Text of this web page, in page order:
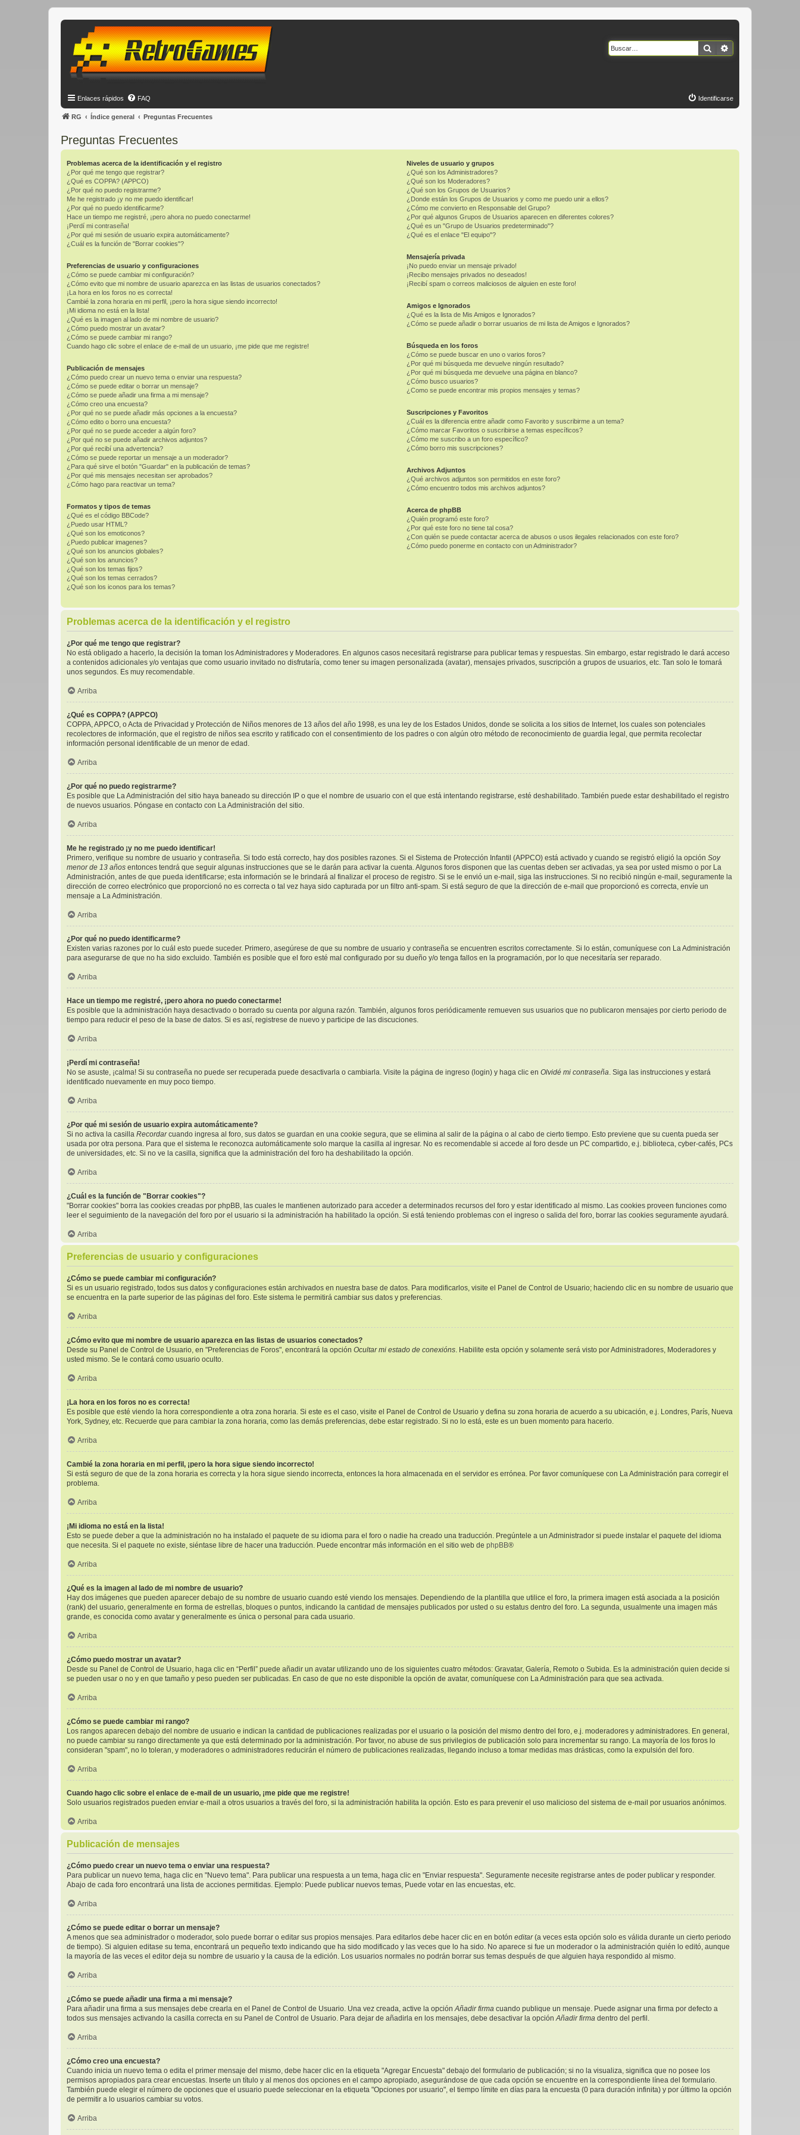
Buscar
Enlaces rápidos FAQ Identificarse
RG Índice general Preguntas Frecuentes
Preguntas Frecuentes
Problemas acerca de la identificación y el registro
¿Por qué me tengo que registrar?
¿Qué es COPPA? (APPCO)
¿Por qué no puedo registrarme?
Me he registrado ¡y no me puedo identificar!
¿Por qué no puedo identificarme?
Hace un tiempo me registré, ¡pero ahora no puedo conectarme!
¡Perdí mi contraseña!
¿Por qué mi sesión de usuario expira automáticamente?
¿Cuál es la función de "Borrar cookies"?
Preferencias de usuario y configuraciones
¿Cómo se puede cambiar mi configuración?
¿Cómo evito que mi nombre de usuario aparezca en las listas de usuarios conectados?
¡La hora en los foros no es correcta!
Cambié la zona horaria en mi perfil, ¡pero la hora sigue siendo incorrecto!
¡Mi idioma no está en la lista!
¿Qué es la imagen al lado de mi nombre de usuario?
¿Cómo puedo mostrar un avatar?
¿Cómo se puede cambiar mi rango?
Cuando hago clic sobre el enlace de e-mail de un usuario, ¡me pide que me registre!
Publicación de mensajes
¿Cómo puedo crear un nuevo tema o enviar una respuesta?
¿Cómo se puede editar o borrar un mensaje?
¿Cómo se puede añadir una firma a mi mensaje?
¿Cómo creo una encuesta?
¿Por qué no se puede añadir más opciones a la encuesta?
¿Cómo edito o borro una encuesta?
¿Por qué no se puede acceder a algún foro?
¿Por qué no se puede añadir archivos adjuntos?
¿Por qué recibí una advertencia?
¿Cómo se puede reportar un mensaje a un moderador?
¿Para qué sirve el botón "Guardar" en la publicación de temas?
¿Por qué mis mensajes necesitan ser aprobados?
¿Cómo hago para reactivar un tema?
Formatos y tipos de temas
¿Qué es el código BBCode?
¿Puedo usar HTML?
¿Qué son los emoticonos?
¿Puedo publicar imagenes?
¿Qué son los anuncios globales?
¿Qué son los anuncios?
¿Qué son los temas fijos?
¿Qué son los temas cerrados?
¿Qué son los iconos para los temas?
Niveles de usuario y grupos
¿Qué son los Administradores?
¿Qué son los Moderadores?
¿Qué son los Grupos de Usuarios?
¿Donde están los Grupos de Usuarios y como me puedo unir a ellos?
¿Cómo me convierto en Responsable del Grupo?
¿Por qué algunos Grupos de Usuarios aparecen en diferentes colores?
¿Qué es un "Grupo de Usuarios predeterminado"?
¿Qué es el enlace "El equipo"?
Mensajería privada
¡No puedo enviar un mensaje privado!
¡Recibo mensajes privados no deseados!
¡Recibí spam o correos maliciosos de alguien en este foro!
Amigos e Ignorados
¿Qué es la lista de Mis Amigos e Ignorados?
¿Cómo se puede añadir o borrar usuarios de mi lista de Amigos e Ignorados?
Búsqueda en los foros
¿Cómo se puede buscar en uno o varios foros?
¿Por qué mi búsqueda me devuelve ningún resultado?
¿Por qué mi búsqueda me devuelve una página en blanco?
¿Cómo busco usuarios?
¿Como se puede encontrar mis propios mensajes y temas?
Suscripciones y Favoritos
¿Cuál es la diferencia entre añadir como Favorito y suscribirme a un tema?
¿Cómo marcar Favoritos o suscribirse a temas específicos?
¿Cómo me suscribo a un foro específico?
¿Cómo borro mis suscripciones?
Archivos Adjuntos
¿Qué archivos adjuntos son permitidos en este foro?
¿Cómo encuentro todos mis archivos adjuntos?
Acerca de phpBB
¿Quién programó este foro?
¿Por qué este foro no tiene tal cosa?
¿Con quién se puede contactar acerca de abusos o usos ilegales relacionados con este foro?
¿Cómo puedo ponerme en contacto con un Administrador?
Problemas acerca de la identificación y el registro
¿Por qué me tengo que registrar?
No está obligado a hacerlo, la decisión la toman los Administradores y Moderadores. En algunos casos necesitará registrarse para publicar temas y respuestas. Sin embargo, estar registrado le dará acceso
a contenidos adicionales y/o ventajas que como usuario invitado no disfrutaría, como tener su imagen personalizada (avatar), mensajes privados, suscripción a grupos de usuarios, etc. Tan solo le tomará
unos segundos. Es muy recomendable.
Arriba
¿Qué es COPPA? (APPCO)
COPPA, APPCO, o Acta de Privacidad y Protección de Niños menores de 13 años del año 1998, es una ley de los Estados Unidos, donde se solicita a los sitios de Internet, los cuales son potenciales
recolectores de información, que el registro de niños sea escrito y ratificado con el consentimiento de los padres o con algún otro método de reconocimiento de guardia legal, que permita recolectar
información personal identificable de un menor de edad.
Arriba
¿Por qué no puedo registrarme?
Es posible que La Administración del sitio haya baneado su dirección IP o que el nombre de usuario con el que está intentando registrarse, esté deshabilitado. También puede estar deshabilitado el registro
de nuevos usuarios. Póngase en contacto con La Administración del sitio.
Arriba
Me he registrado ¡y no me puedo identificar!
Primero, verifique su nombre de usuario y contraseña. Si todo está correcto, hay dos posibles razones. Si el Sistema de Protección Infantil (APPCO) está activado y cuando se registró eligió la opción Soy
menor de 13 años entonces tendrá que seguir algunas instrucciones que se le darán para activar la cuenta. Algunos foros disponen que las cuentas deben ser activadas, ya sea por usted mismo o por La
Administración, antes de que pueda identificarse; esta información se le brindará al finalizar el proceso de registro. Si se le envió un e-mail, siga las instrucciones. Si no recibió ningún e-mail, seguramente la
dirección de correo electrónico que proporcionó no es correcta o tal vez haya sido capturada por un filtro anti-spam. Si está seguro de que la dirección de e-mail que proporcionó es correcta, envíe un
mensaje a La Administración.
Arriba
¿Por qué no puedo identificarme?
Existen varias razones por lo cuál esto puede suceder. Primero, asegúrese de que su nombre de usuario y contraseña se encuentren escritos correctamente. Si lo están, comuníquese con La Administración
para asegurarse de que no ha sido excluido. También es posible que el foro esté mal configurado por su dueño y/o tenga fallos en la programación, por lo que necesitaría ser reparado.
Arriba
Hace un tiempo me registré, ¡pero ahora no puedo conectarme!
Es posible que la administración haya desactivado o borrado su cuenta por alguna razón. También, algunos foros periódicamente remueven sus usuarios que no publicaron mensajes por cierto periodo de
tiempo para reducir el peso de la base de datos. Si es así, registrese de nuevo y participe de las discuciones.
Arriba
¡Perdí mi contraseña!
No se asuste, ¡calma! Si su contraseña no puede ser recuperada puede desactivarla o cambiarla. Visite la página de ingreso (login) y haga clic en Olvidé mi contraseña. Siga las instrucciones y estará
identificado nuevamente en muy poco tiempo.
Arriba
¿Por qué mi sesión de usuario expira automáticamente?
Si no activa la casilla Recordarcuando ingresa al foro, sus datos se guardan en una cookie segura, que se elimina al salir de la página o al cabo de cierto tiempo. Esto previene que su cuenta pueda ser
usada por otra persona. Para que el sistema le reconozca automáticamente solo marque la casilla al ingresar. No es recomendable si accede al foro desde un PC compartido, e.j. biblioteca, cyber-cafés, PCs
de universidades, etc. Si no ve la casilla, significa que la administración del foro ha deshabilitado la opción.
Arriba
¿Cuál es la función de "Borrar cookies"?
"Borrar cookies" borra las cookies creadas por phpBB, las cuales le mantienen autorizado para acceder a determinados recursos del foro y estar identificado al mismo. Las cookies proveen funciones como
leer el seguimiento de la navegación del foro por el usuario si la administración ha habilitado la opción. Si está teniendo problemas con el ingreso o salida del foro, borrar las cookies seguramente ayudará.
Arriba
Preferencias de usuario y configuraciones
¿Cómo se puede cambiar mi configuración?
Si es un usuario registrado, todos sus datos y configuraciones están archivados en nuestra base de datos. Para modificarlos, visite el Panel de Control de Usuario; haciendo clic en su nombre de usuario que
se encuentra en la parte superior de las páginas del foro. Este sistema le permitirá cambiar sus datos y preferencias.
Arriba
¿Cómo evito que mi nombre de usuario aparezca en las listas de usuarios conectados?
Desde su Panel de Control de Usuario, en "Preferencias de Foros", encontrará la opción Ocultar mi estado de conexións. Habilite esta opción y solamente será visto por Administradores, Moderadores y
usted mismo. Se le contará como usuario oculto.
Arriba
¡La hora en los foros no es correcta!
Es posible que esté viendo la hora correspondiente a otra zona horaria. Si este es el caso, visite el Panel de Control de Usuario y defina su zona horaria de acuerdo a su ubicación, e.j. Londres, París, Nueva
York, Sydney, etc. Recuerde que para cambiar la zona horaria, como las demás preferencias, debe estar registrado. Si no lo está, este es un buen momento para hacerlo.
Arriba
Cambié la zona horaria en mi perfil, ¡pero la hora sigue siendo incorrecto!
Si está seguro de que de la zona horaria es correcta y la hora sigue siendo incorrecta, entonces la hora almacenada en el servidor es errónea. Por favor comuníquese con La Administración para corregir el
problema.
Arriba
¡Mi idioma no está en la lista!
Esto se puede deber a que la administración no ha instalado el paquete de su idioma para el foro o nadie ha creado una traducción. Pregúntele a un Administrador si puede instalar el paquete del idioma
que necesita. Si el paquete no existe, siéntase libre de hacer una traducción. Puede encontrar más información en el sitio web de phpBB®
Arriba
¿Qué es la imagen al lado de mi nombre de usuario?
Hay dos imágenes que pueden aparecer debajo de su nombre de usuario cuando esté viendo los mensajes. Dependiendo de la plantilla que utilice el foro, la primera imagen está asociada a la posición
(rank) del usuario, generalmente en forma de estrellas, bloques o puntos, indicando la cantidad de mensajes publicados por usted o su estatus dentro del foro. La segunda, usualmente una imagen más
grande, es conocida como avatar y generalmente es única o personal para cada usuario.
Arriba
¿Cómo puedo mostrar un avatar?
Desde su Panel de Control de Usuario, haga clic en “Perfil” puede añadir un avatar utilizando uno de los siguientes cuatro métodos: Gravatar, Galería, Remoto o Subida. Es la administración quien decide si
se pueden usar o no y en que tamaño y peso pueden ser publicadas. En caso de que no este disponible la opción de avatar, comuníquese con La Administración para que sea activada.
Arriba
¿Cómo se puede cambiar mi rango?
Los rangos aparecen debajo del nombre de usuario e indican la cantidad de publicaciones realizadas por el usuario o la posición del mismo dentro del foro, e.j. moderadores y administradores. En general,
no puede cambiar su rango directamente ya que está determinado por la administración. Por favor, no abuse de sus privilegios de publicación solo para incrementar su rango. La mayoría de los foros lo
consideran "spam", no lo toleran, y moderadores o administradores reducirán el número de publicaciones realizadas, llegando incluso a tomar medidas mas drásticas, como la expulsión del foro.
Arriba
Cuando hago clic sobre el enlace de e-mail de un usuario, ¡me pide que me registre!
Solo usuarios registrados pueden enviar e-mail a otros usuarios a través del foro, si la administración habilita la opción. Esto es para prevenir el uso malicioso del sistema de e-mail por usuarios anónimos.
Arriba
Publicación de mensajes
¿Cómo puedo crear un nuevo tema o enviar una respuesta?
Para publicar un nuevo tema, haga clic en "Nuevo tema". Para publicar una respuesta a un tema, haga clic en "Enviar respuesta". Seguramente necesite registrarse antes de poder publicar y responder.
Abajo de cada foro encontrará una lista de acciones permitidas. Ejemplo: Puede publicar nuevos temas, Puede votar en las encuestas, etc.
Arriba
¿Cómo se puede editar o borrar un mensaje?
A menos que sea administrador o moderador, solo puede borrar o editar sus propios mensajes. Para editarlos debe hacer clic en en botón editar(a veces esta opción solo es válida durante un cierto periodo
de tiempo). Si alguien editase su tema, encontrará un pequeño texto indicando que ha sido modificado y las veces que lo ha sido. No aparece si fue un moderador o la administración quién lo editó, aunque
la mayoría de las veces el editor deja su nombre de usuario y la causa de la edición. Los usuarios normales no podrán borrar sus temas después de que alguien haya respondido al mismo.
Arriba
¿Cómo se puede añadir una firma a mi mensaje?
Para añadir una firma a sus mensajes debe crearla en el Panel de Control de Usuario. Una vez creada, active la opciónAñadir firma cuando publique un mensaje. Puede asignar una firma por defecto a
todos sus mensajes activando la casilla correcta en su Panel de Control de Usuario. Para dejar de añadirla en los mensajes, debe desactivar la opciónAñadir firma dentro del perfil.
Arriba
¿Cómo creo una encuesta?
Cuando inicia un nuevo tema o edita el primer mensaje del mismo, debe hacer clic en la etiqueta "Agregar Encuesta" debajo del formulario de publicación; si no la visualiza, significa que no posee los
permisos apropiados para crear encuestas. Inserte un título y al menos dos opciones en el campo apropiado, asegurándose de que cada opción se encuentre en la correspondiente línea del formulario.
También puede elegir el número de opciones que el usuario puede seleccionar en la etiqueta "Opciones por usuario", el tiempo límite en días para la encuesta (0 para duración infinita) y por último la opción
de permitir a lo usuarios cambiar su votos.
Arriba